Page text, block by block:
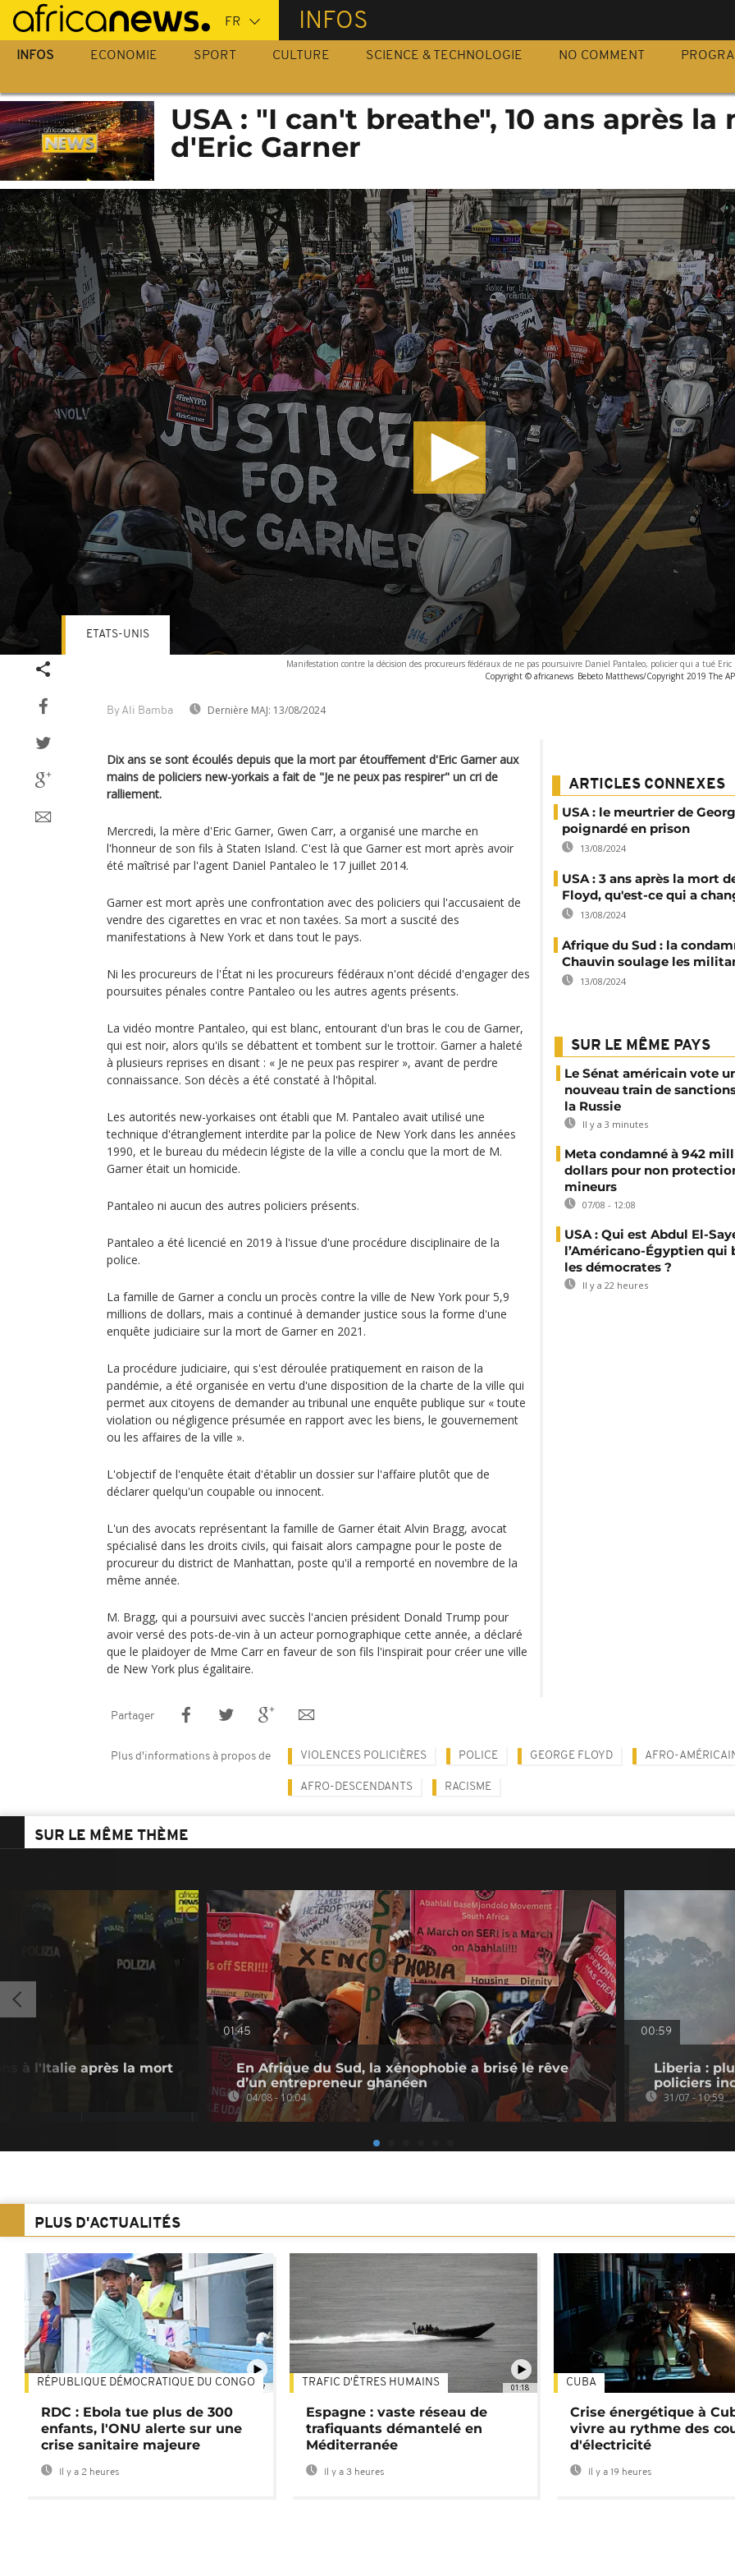
Passer
au
contenu
INFOS
INFOS ECONOMIE SPORT CULTURE SCIENCE & TECHNOLOGIE NO COMMENT
USA : "I can't breathe", 10 ans après la
d'Eric Garner
Manifestation contre la décision des procureurs fédéraux de ne pas poursuivre Daniel Pantaleo, policier qui a tué
Copyright © africanews Bebeto Matthews/Copyright 2019 The
By Ali Bamba Dernière MAJ: 13/08/2024
ETATS-UNIS
Dix ans se sont écoulés depuis que la mort par étouffement d'Eric Garner aux
mains de policiers new-yorkais a fait de "Je ne peux pas respirer" un cri de
ralliement.
Mercredi, la mère d'Eric Garner, Gwen Carr, a organisé une marche en
l'honneur de son fils à Staten Island. C'est là que Garner est mort après avoir
été maîtrisé par l'agent Daniel Pantaleo le 17 juillet 2014.
Garner est mort après une confrontation avec des policiers qui l'accusaient de
vendre des cigarettes en vrac et non taxées. Sa mort a suscité des
manifestations à New York et dans tout le pays.
Ni les procureurs de l'État ni les procureurs fédéraux n'ont décidé d'engager des
poursuites pénales contre Pantaleo ou les autres agents présents.
La vidéo montre Pantaleo, qui est blanc, entourant d'un bras le cou de Garner,
qui est noir, alors qu'ils se débattent et tombent sur le trottoir. Garner a haleté
à plusieurs reprises en disant : « Je ne peux pas respirer », avant de perdre
connaissance. Son décès a été constaté à l'hôpital.
Les autorités new-yorkaises ont établi que M. Pantaleo avait utilisé une
technique d'étranglement interdite par la police de New York dans les années
1990, et le bureau du médecin légiste de la ville a conclu que la mort de M.
Garner était un homicide.
Pantaleo ni aucun des autres policiers présents.
Pantaleo a été licencié en 2019 à l'issue d'une procédure disciplinaire de la
police.
La famille de Garner a conclu un procès contre la ville de New York pour 5,9
millions de dollars, mais a continué à demander justice sous la forme d'une
enquête judiciaire sur la mort de Garner en 2021.
La procédure judiciaire, qui s'est déroulée pratiquement en raison de la
pandémie, a été organisée en vertu d'une disposition de la charte de la ville qui
permet aux citoyens de demander au tribunal une enquête publique sur « toute
violation ou négligence présumée en rapport avec les biens, le gouvernement
ou les affaires de la ville ».
L'objectif de l'enquête était d'établir un dossier sur l'affaire plutôt que de
déclarer quelqu'un coupable ou innocent.
L'un des avocats représentant la famille de Garner était Alvin Bragg, avocat
spécialisé dans les droits civils, qui faisait alors campagne pour le poste de
procureur du district de Manhattan, poste qu'il a remporté en novembre de la
même année.
M. Bragg, qui a poursuivi avec succès l'ancien président Donald Trump pour
avoir versé des pots-de-vin à un acteur pornographique cette année, a déclaré
que le plaidoyer de Mme Carr en faveur de son fils l'inspirait pour créer une ville
de New York plus égalitaire.
ARTICLES CONNEXES
USA : le meurtrier de
poignardé en prison
13/08/2024
USA : 3 ans après la mort
Floyd, qu'est-ce qui a
13/08/2024
Afrique du Sud : la
Chauvin soulage les
13/08/2024
SUR LE MÊME PAYS
Le Sénat américain vote
nouveau train de
la Russie
Il y a 3 minutes
Meta condamné à 942
dollars pour non
mineurs
07/08 - 12:08
USA : Qui est Abdul El-
l’Américano-Égyptien qui
les démocrates ?
Il y a 22 heures
Partager
Plus d'informations à propos de VIOLENCES POLICIÈRES POLICE GEORGE FLOYD AFRO-
AFRO-DESCENDANTS RACISME
SUR LE MÊME THÈME
à l'Italie après la mort
01:45
En Afrique du Sud, la xénophobie a brisé le rêve
d’un entrepreneur ghanéen
04/08 - 10:04
00:59
Liberia :
policiers
31/07 - 10:59
PLUS D'ACTUALITÉS
01:47
RÉPUBLIQUE DÉMOCRATIQUE DU CONGO
RDC : Ebola tue plus de 300
enfants, l'ONU alerte sur une
crise sanitaire majeure
Il y a 2 heures
01:18
TRAFIC D'ÊTRES HUMAINS
Espagne : vaste réseau de
trafiquants démantelé en
Méditerranée
Il y a 3 heures
CUBA
Crise énergétique à
vivre au rythme des
d'électricité
Il y a 19 heures